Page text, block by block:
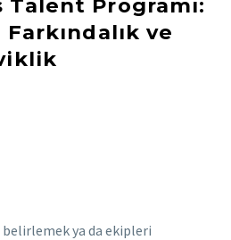
Talent Programı:
ve
ya da ekipleri